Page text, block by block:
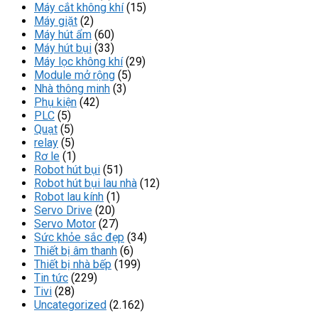
Máy cắt không khí(15)
Máy giặt (2)
Máy hút ẩm (60)
Máy hút bụi (33)
Máy lọc không khí(29)
Module mở rộng (5)
Nhà thông minh (3)
Phụ kiện (42)
PLC (5)
Quạt (5)
relay (5)
Rơ le (1)
Robot hút bụi (51)
Robot hút bụi lau nhà (12)
Robot lau kính (1)
Servo Drive (20)
Servo Motor (27)
Sức khỏe sắc đẹp (34)
Thiết bị âm thanh (6)
Thiết bị nhà bếp (199)
Tin tức (229)
Tivi (28)
Uncategorized (2.162)